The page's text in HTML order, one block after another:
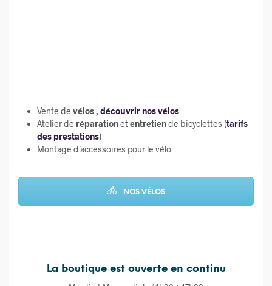
Vente de vélos , découvrir nos vélos
Atelier de réparationetentretiende bicyclettes (tarifs
des prestations)
Montage d’accessoires pour le vélo
NOS VÉLOS
La boutique est ouverte en continu